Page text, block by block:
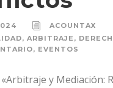
ACOUNTAX
, ARBITRAJE ,
, EVENTOS
y Mediación: